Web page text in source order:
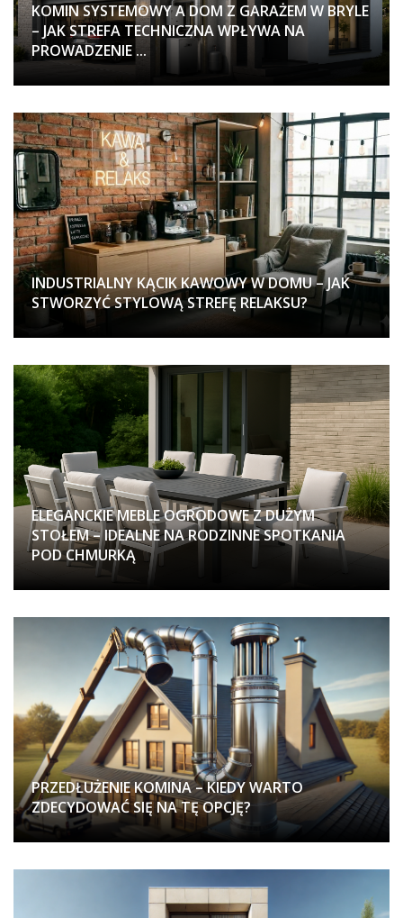
KOMIN SYSTEMOWY A DOM Z GARAŻEM W BRYLE
– JAK STREFA TECHNICZNA WPŁYWA NA
PROWADZENIE ...
INDUSTRIALNY KĄCIK KAWOWY W DOMU – JAK
STWORZYĆ STYLOWĄ STREFĘ RELAKSU?
ELEGANCKIE MEBLE OGRODOWE Z DUŻYM
STOŁEM – IDEALNE NA RODZINNE SPOTKANIA
POD CHMURKĄ
PRZEDŁUŻENIE KOMINA – KIEDY WARTO
ZDECYDOWAĆ SIĘ NA TĘ OPCJĘ?